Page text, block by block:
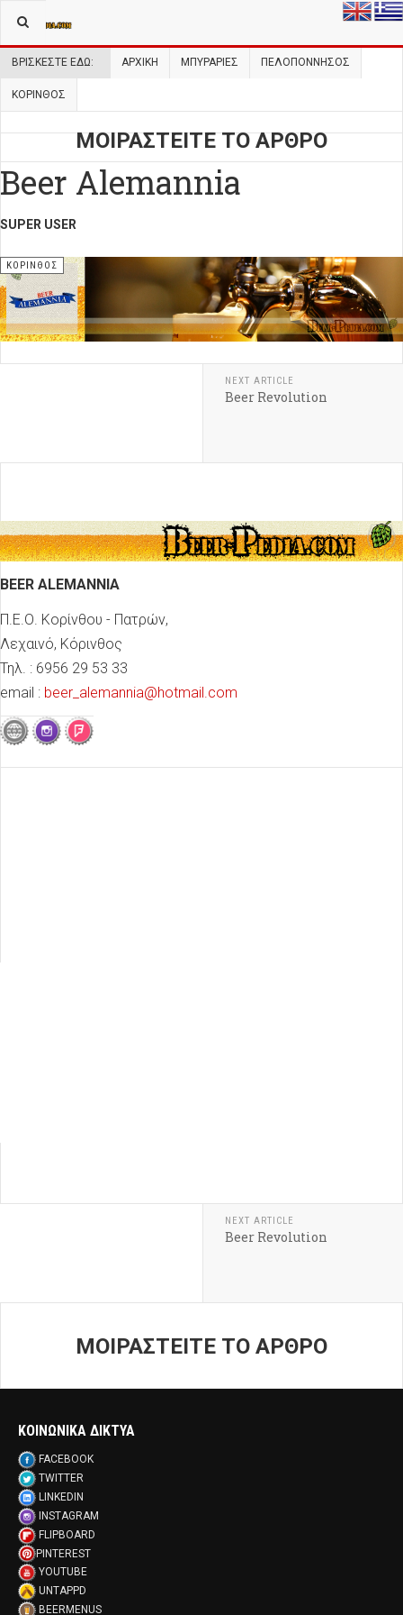
ΒΡΊΣΚΕΣΤΕ ΕΔΏ: ΑΡΧΙΚΉ ΜΠΥΡΑΡΙΕΣ ΠΕΛΟΠΌΝΝΗΣΟΣ
ΚΌΡΙΝΘΟΣ
ΜΟΙΡΑΣΤΕΙΤΕ ΤΟ ΑΡΘΡΟ
Beer Alemannia
SUPER USER
ΚΌΡΙΝΘΟΣ
NEXT ARTICLE
Beer Revolution
BEER ALEMANNIA
Π.Ε.Ο. Κορίνθου - Πατρών,
Λεχαινό, Κόρινθος
Τηλ. : 6956 29 53 33
email : beer_alemannia@hotmail.com
NEXT ARTICLE
Beer Revolution
ΜΟΙΡΑΣΤΕΙΤΕ ΤΟ ΑΡΘΡΟ
ΚΟΙΝΩΝΙΚΑ ΔΙΚΤΥΑ
FACEBOOK
TWITTER
LINKEDIN
INSTAGRAM
FLIPBOARD
PINTEREST
YOUTUBE
UNTAPPD
BEERMENUS